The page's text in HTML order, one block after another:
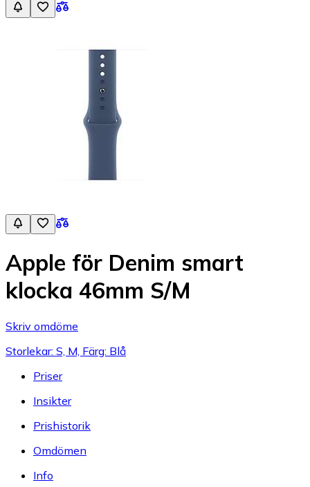
Apple för Denim smart
klocka 46mm S/M
Skriv omdöme
Storlekar: S, M, Färg: Blå
Priser
Insikter
Prishistorik
Omdömen
Info